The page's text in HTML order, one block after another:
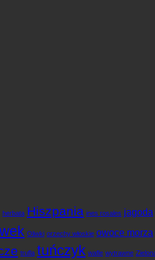
herbata Hiszpania ines rosales jagoda
Oliwki orzechy włoskie owoce morza
trufla tuńczyk wafle wytrawne